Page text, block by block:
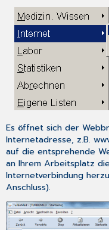
Es öffnet sich der
Internetadresse, z.B.
auf die entsprehende
an Ihrem Arbeitsplatz
Internetverbindung
Anschluss).